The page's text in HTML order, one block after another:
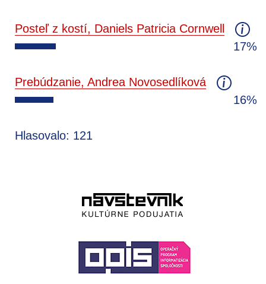
Posteľ z kostí, Daniels Patricia Cornwell
17%
Prebúdzanie, Andrea Novosedlíková
16%
Hlasovalo: 121